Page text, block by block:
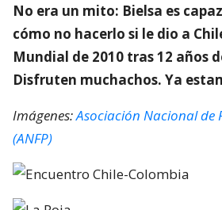
No era un mito: Bielsa es
cómo no hacerlo si le dio a
Mundial de 2010 tras 12 años
Disfruten muchachos. Ya
Imágenes:Asociación Nacional de
(ANFP)